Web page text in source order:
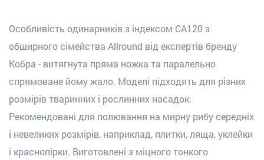
Особливість одинарників з індексом CA120 з
обширного сімейства Allround від експертів бренду
Кобра - витягнута пряма ножка та паралельно
спрямоване йому жало. Моделі підходять для різних
розмірів тваринних і рослинних насадок.
Рекомендовані для полювання на мирну рибу середніх
і невеликих розмірів, наприклад, плитки, ляща, уклейки
і краснопірки. Виготовлені з міцного тонкого